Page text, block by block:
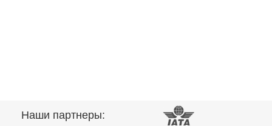
Наши партнеры: